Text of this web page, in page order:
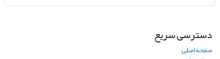
دسترسی سریع
صفحه اصلی